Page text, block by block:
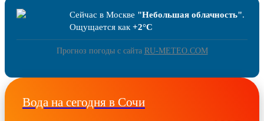
Сейчас в Москве "Небольшая облачность".
Ощущается как +2°C
Прогноз погоды с сайта RU-METEO.COM
Вода на сегодня в Сочи